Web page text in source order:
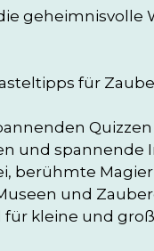
geheimnisvolle
für
und spannende
berühmte
und
kleine und